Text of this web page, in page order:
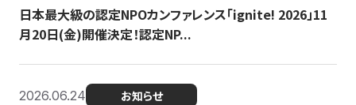
日本最大級の認定NPOカンファレンス「ignite! 2026」11
月20日(金)開催決定！認定NP...
2026.06.24 お知らせ